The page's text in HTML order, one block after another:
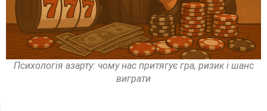
Психологія азарту: чому нас притягує гра, ризик і шанс
виграти